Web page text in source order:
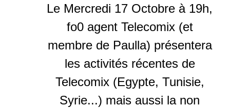
Le Mercredi 17 Octobre à 19h,
fo0 agent Telecomix (et
membre de Paulla) présentera
les activités récentes de
Telecomix (Egypte, Tunisie,
Syrie...) mais aussi la non